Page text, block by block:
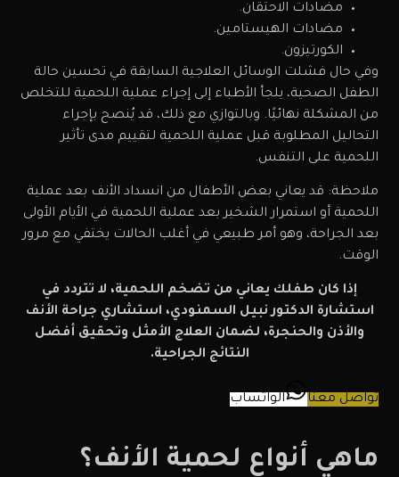
مضادات الاحتقان.
مضادات الهيستامين.
الكورتيزون.
وفي حال فشلت الوسائل العلاجية السابقة في تحسين حالة
الطفل الصحية، يلجأ الأطباء إلى إجراء عملية اللحمية للتخلص
من المشكلة نهائيًا. وبالتوازي مع ذلك، قد يُنصح بإجراء
التحاليل المطلوبة قبل عملية اللحمية لتقييم مدى تأثير
اللحمية على التنفس.
ملاحظة: قد يعاني بعض الأطفال من انسداد الأنف بعد عملية
اللحمية أو استمرار الشخير بعد عملية اللحمية في الأيام الأولى
بعد الجراحة، وهو أمر طبيعي في أغلب الحالات يختفي مع مرور
الوقت.
إذا كان طفلك يعاني من تضخم اللحمية، لا تتردد في
استشارة الدكتور نبيل السمنودي، استشاري جراحة الأنف
والأذن والحنجرة، لضمان العلاج الأمثل وتحقيق أفضل
النتائج الجراحية.
تواصل معنا الواتساب
ماهي أنواع لحمية الأنف؟